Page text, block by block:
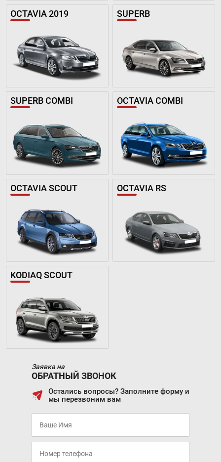
OCTAVIA 2019 SUPERB
SUPERB COMBI OCTAVIA COMBI
OCTAVIA SCOUT OCTAVIA RS
KODIAQ SCOUT
Заявка на
ОБРАТНЫЙ ЗВОНОК
Остались вопросы? Заполните форму и
мы перезвоним вам